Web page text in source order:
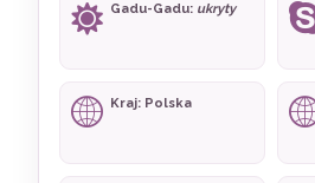
Gadu-Gadu: ukryty
Kraj: Polska